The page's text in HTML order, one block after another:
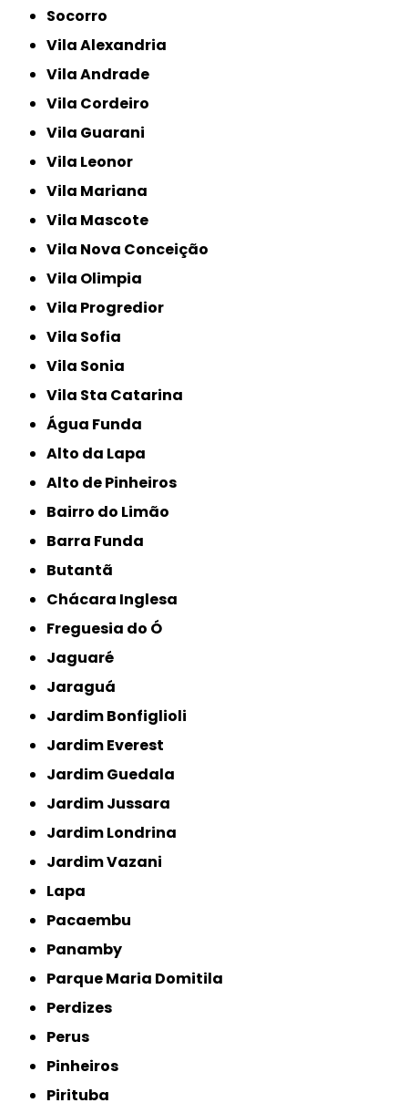
Socorro
Vila Alexandria
Vila Andrade
Vila Cordeiro
Vila Guarani
Vila Leonor
Vila Mariana
Vila Mascote
Vila Nova Conceição
Vila Olimpia
Vila Progredior
Vila Sofia
Vila Sonia
Vila Sta Catarina
Água Funda
Alto da Lapa
Alto de Pinheiros
Bairro do Limão
Barra Funda
Butantã
Chácara Inglesa
Freguesia do Ó
Jaguaré
Jaraguá
Jardim Bonfiglioli
Jardim Everest
Jardim Guedala
Jardim Jussara
Jardim Londrina
Jardim Vazani
Lapa
Pacaembu
Panamby
Parque Maria Domitila
Perdizes
Perus
Pinheiros
Pirituba